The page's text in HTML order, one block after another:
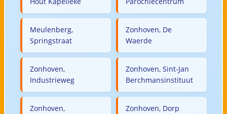
Meulenberg,
Springstraat
Zonhoven, De
Waerde
Zonhoven,
Industrieweg
Zonhoven, Sint-Jan
Berchmansinstituut
Zonhoven,
Zonhoven, Dorp